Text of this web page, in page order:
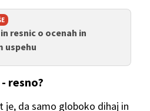
resnic o ocenah in
uspehu
resno?
je, da samo globoko dihaj in